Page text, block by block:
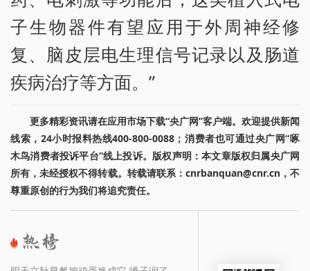
子生物器件有望应用于外周神经修
复、脑皮层电生理信号记录以及肠道
疾病治疗等方面。”
更多精彩资讯请在应用市场下载“央广网”客户端。欢迎提供新闻
线索，24小时报料热线400-800-0088；消费者也可通过央广网“啄
木鸟消费者投诉平台”线上投诉。版权声明：本文章版权归属央广网
所有，未经授权不得转载。转载请联系：cnrbanquan@cnr.cn，不
尊重原创的行为我们将追究责任。